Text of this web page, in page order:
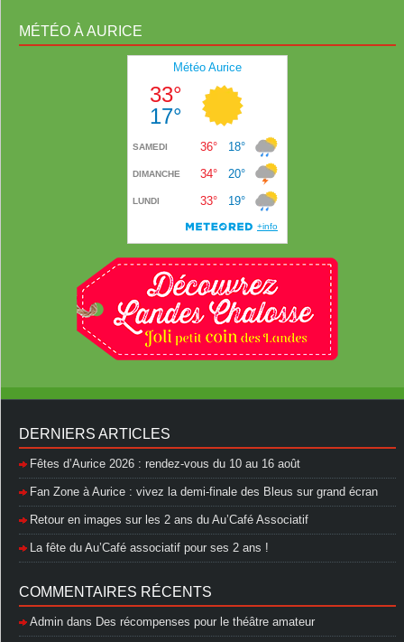
MÉTÉO À AURICE
DERNIERS ARTICLES
Fêtes d’Aurice 2026 : rendez-vous du 10 au 16 août
Fan Zone à Aurice : vivez la demi-finale des Bleus sur grand écran
Retour en images sur les 2 ans du Au’Café Associatif
La fête du Au’Café associatif pour ses 2 ans !
COMMENTAIRES RÉCENTS
Admin dans Des récompenses pour le théâtre amateur